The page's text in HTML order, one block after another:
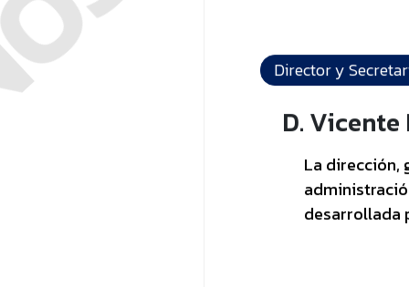
Director y
D.
La dirección,
desarrollada